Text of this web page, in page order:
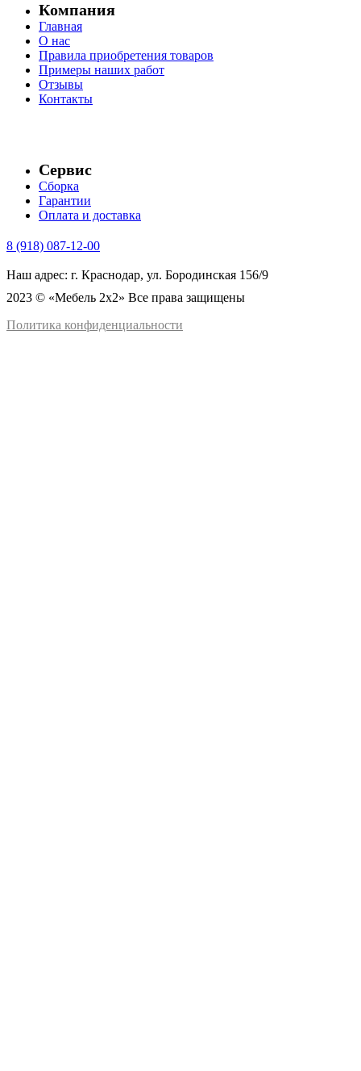
Компания
Главная
О нас
Правила приобретения товаров
Примеры наших работ
Отзывы
Контакты
Сервис
Сборка
Гарантии
Оплата и доставка
8 (918) 087-12-00
Наш адрес: г. Краснодар, ул. Бородинская 156/9
2023 © «Мебель 2x2» Все права защищены
Политика конфиденциальности